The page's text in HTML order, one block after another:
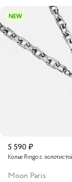
NEW
5 590 ₽
Колье Ringo с
Moon Paris